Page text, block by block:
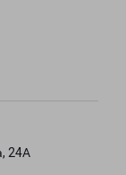
24А